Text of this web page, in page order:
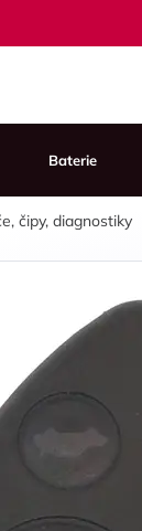
Baterie
čipy, diagnostiky